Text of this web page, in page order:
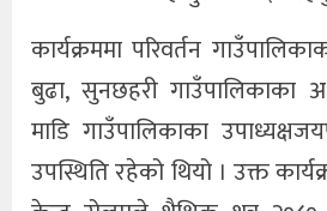
कार्यक्रममा परिवर्तन
बुढा, सुनछहरी गाउँपालिकाका
माडि गाउँपालिकाका
उपस्थिति रहेको थियो । उक्त